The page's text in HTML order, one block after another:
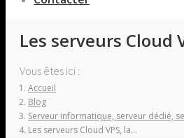
Les serveurs Cloud
Vous êtes ici :
Accueil
Blog
Serveur informatique, serveur dédié,
Les serveurs Cloud VPS, la…